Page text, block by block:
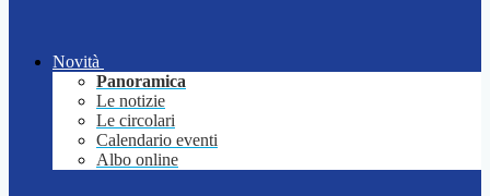
Novità
Panoramica
Le notizie
Le circolari
Calendario eventi
Albo online